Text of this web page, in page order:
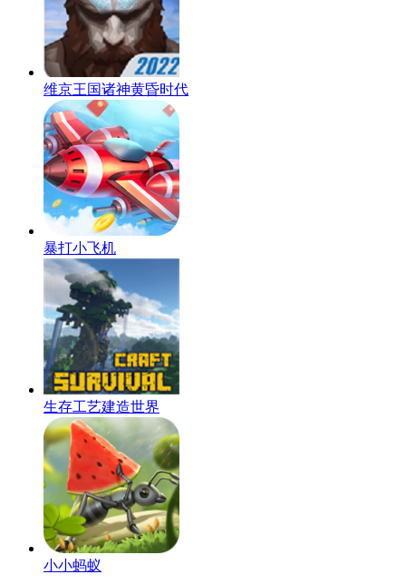
维京王国诸神黄昏时代
暴打小飞机
生存工艺建造世界
小小蚂蚁